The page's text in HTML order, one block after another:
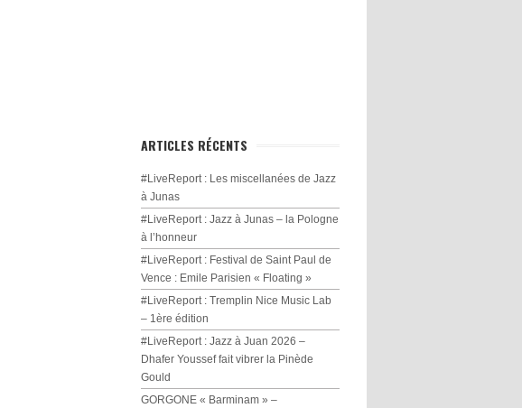
ARTICLES RÉCENTS
#LiveReport : Les miscellanées de Jazz
à Junas
#LiveReport : Jazz à Junas – la Pologne
à l’honneur
#LiveReport : Festival de Saint Paul de
Vence : Emile Parisien « Floating »
#LiveReport : Tremplin Nice Music Lab
– 1ère édition
#LiveReport : Jazz à Juan 2026 –
Dhafer Youssef fait vibrer la Pinède
Gould
GORGONE « Barminam » –